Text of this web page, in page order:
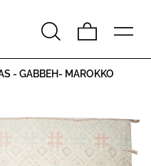
- GABBEH- MAROKKO